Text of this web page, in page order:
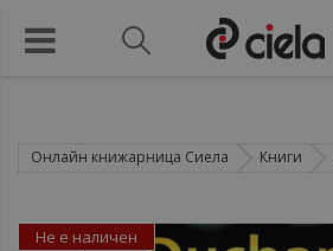
Онлайн книжарница Сиела Книги
Не е наличен